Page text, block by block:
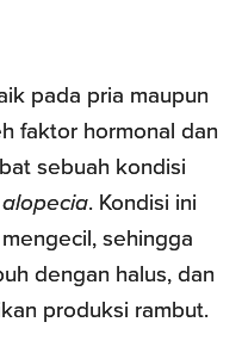
pada pria maupun
faktor hormonal dan
sebuah kondisi
. Kondisi ini
sehingga
dengan halus, dan
produksi rambut.